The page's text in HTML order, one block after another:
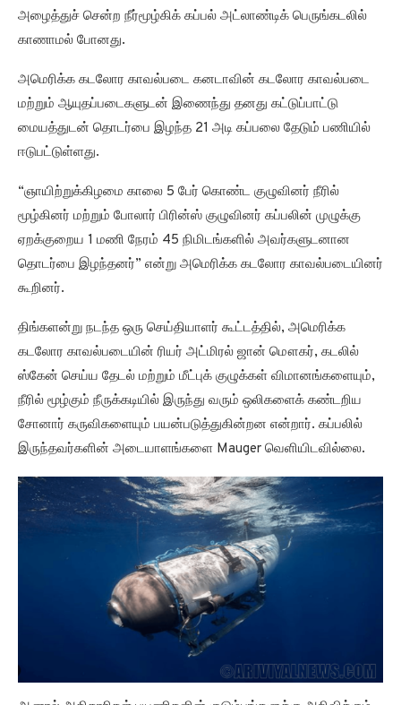
அழைத்துச் சென்ற நீர்மூழ்கிக் கப்பல் அட்லாண்டிக் பெருங்கடலில்
காணாமல் போனது.
அமெரிக்க கடலோர காவல்படை கனடாவின் கடலோர காவல்படை
மற்றும் ஆயுதப்படைகளுடன் இணைந்து தனது கட்டுப்பாட்டு
மையத்துடன் தொடர்பை இழந்த 21 அடி கப்பலை தேடும் பணியில்
ஈடுபட்டுள்ளது.
“ஞாயிற்றுக்கிழமை காலை 5 பேர் கொண்ட குழுவினர் நீரில்
மூழ்கினர் மற்றும் போலார் பிரின்ஸ் குழுவினர் கப்பலின் முழுக்கு
ஏறக்குறைய 1 மணி நேரம் 45 நிமிடங்களில் அவர்களுடனான
தொடர்பை இழந்தனர்” என்று அமெரிக்க கடலோர காவல்படையினர்
கூறினர்.
திங்களன்று நடந்த ஒரு செய்தியாளர் கூட்டத்தில், அமெரிக்க
கடலோர காவல்படையின் ரியர் அட்மிரல் ஜான் மௌகர், கடலில்
ஸ்கேன் செய்ய தேடல் மற்றும் மீட்புக் குழுக்கள் விமானங்களையும்,
நீரில் மூழ்கும் நீருக்கடியில் இருந்து வரும் ஒலிகளைக் கண்டறிய
சோனார் கருவிகளையும் பயன்படுத்துகின்றன என்றார். கப்பலில்
இருந்தவர்களின் அடையாளங்களை Mauger வெளியிடவில்லை.